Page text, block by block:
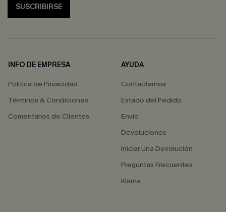
SUSCRIBIRSE
INFO DE EMPRESA
Política de Privacidad
Términos & Condiciones
Comentarios de Clientes
AYUDA
Contactarnos
Estado del Pedido
Envío
Devoluciones
Iniciar Una Devolución
Preguntas Frecuentes
Klarna